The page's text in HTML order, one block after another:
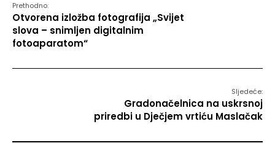
Prethodno:
Otvorena izložba fotografija „Svijet
slova – snimljen digitalnim
fotoaparatom“
Sljedeće:
Gradonačelnica na uskrsnoj
priredbi u Dječjem vrtiću Maslačak